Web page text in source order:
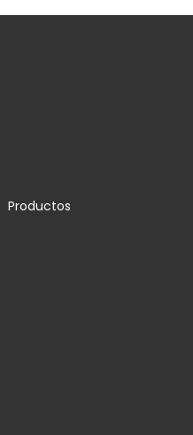
Productos